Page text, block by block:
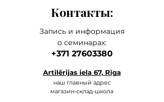
Контакты:
Запись и информация
о семинарах:
+371 27603380
Artilērijas iela 67, Rīga
наш главный адрес
магазин-склад-школа